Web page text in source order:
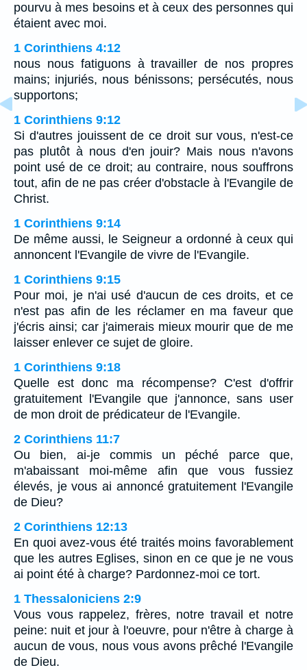
pourvu à mes besoins et à ceux des personnes qui
étaient avec moi.
1 Corinthiens 4:12
nous nous fatiguons à travailler de nos propres
mains; injuriés, nous bénissons; persécutés, nous
supportons;
1 Corinthiens 9:12
Si d'autres jouissent de ce droit sur vous, n'est-ce
pas plutôt à nous d'en jouir? Mais nous n'avons
point usé de ce droit; au contraire, nous souffrons
tout, afin de ne pas créer d'obstacle à l'Evangile de
Christ.
1 Corinthiens 9:14
De même aussi, le Seigneur a ordonné à ceux qui
annoncent l'Evangile de vivre de l'Evangile.
1 Corinthiens 9:15
Pour moi, je n'ai usé d'aucun de ces droits, et ce
n'est pas afin de les réclamer en ma faveur que
j'écris ainsi; car j'aimerais mieux mourir que de me
laisser enlever ce sujet de gloire.
1 Corinthiens 9:18
Quelle est donc ma récompense? C'est d'offrir
gratuitement l'Evangile que j'annonce, sans user
de mon droit de prédicateur de l'Evangile.
2 Corinthiens 11:7
Ou bien, ai-je commis un péché parce que,
m'abaissant moi-même afin que vous fussiez
élevés, je vous ai annoncé gratuitement l'Evangile
de Dieu?
2 Corinthiens 12:13
En quoi avez-vous été traités moins favorablement
que les autres Eglises, sinon en ce que je ne vous
ai point été à charge? Pardonnez-moi ce tort.
1 Thessaloniciens 2:9
Vous vous rappelez, frères, notre travail et notre
peine: nuit et jour à l'oeuvre, pour n'être à charge à
aucun de vous, nous vous avons prêché l'Evangile
de Dieu.